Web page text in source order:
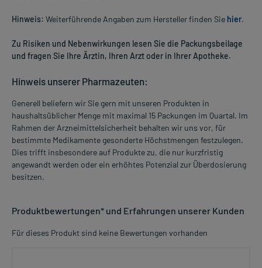
Hinweis: Weiterführende Angaben zum Hersteller finden Sie hier.
Zu Risiken und Nebenwirkungen lesen Sie die Packungsbeilage
und fragen Sie Ihre Ärztin, Ihren Arzt oder in Ihrer Apotheke.
Hinweis unserer Pharmazeuten:
Generell beliefern wir Sie gern mit unseren Produkten in
haushaltsüblicher Menge mit maximal 15 Packungen im Quartal. Im
Rahmen der Arzneimittelsicherheit behalten wir uns vor, für
bestimmte Medikamente gesonderte Höchstmengen festzulegen.
Dies trifft insbesondere auf Produkte zu, die nur kurzfristig
angewandt werden oder ein erhöhtes Potenzial zur Überdosierung
besitzen.
Produktbewertungen* und Erfahrungen unserer Kunden
Für dieses Produkt sind keine Bewertungen vorhanden